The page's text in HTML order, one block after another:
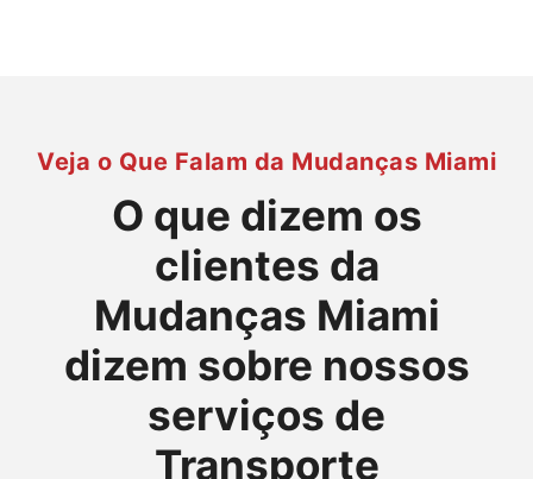
Veja o Que Falam da Mudanças Miami
O que dizem os
clientes da
Mudanças Miami
dizem sobre nossos
serviços de
Transporte